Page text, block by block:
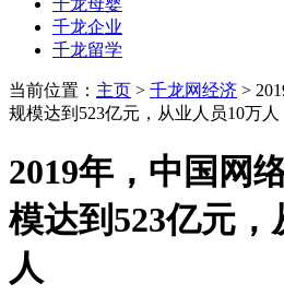
千龙母婴
千龙企业
千龙留学
当前位置： 主页 > 千龙网经济 >
规模达到523亿元，从业人员10万人
2019年，中国网
模达到523亿元，
人